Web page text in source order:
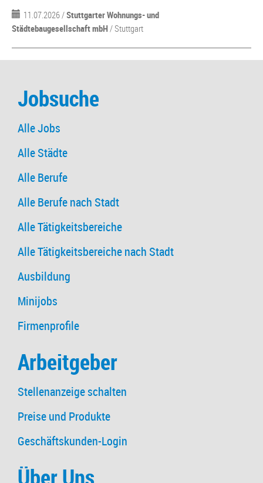
11.07.2026 /Stuttgarter Wohnungs- und
Städtebaugesellschaft mbH/ Stuttgart
Jobsuche
Alle Jobs
Alle Städte
Alle Berufe
Alle Berufe nach Stadt
Alle Tätigkeitsbereiche
Alle Tätigkeitsbereiche nach Stadt
Ausbildung
Minijobs
Firmenprofile
Arbeitgeber
Stellenanzeige schalten
Preise und Produkte
Geschäftskunden-Login
Über Uns